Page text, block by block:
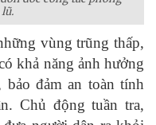
vùng trũng thấp,
khả năng ảnh hưởng
đảm an toàn tính
Chủ động tuần tra,